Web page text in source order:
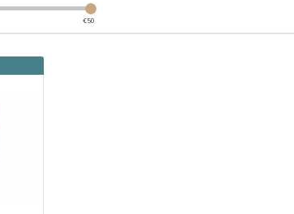
€50